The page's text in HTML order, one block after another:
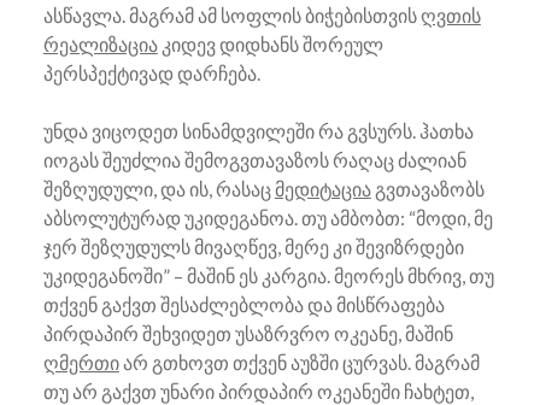
ასწავლა. მაგრამ ამ სოფლის ბიჭებისთვისღვთის
რეალიზაციაკიდევ დიდხანს შორეულ
პერსპექტივად დარჩება.
უნდა ვიცოდეთ სინამდვილეში რა გვსურს. ჰათხა
იოგას შეუძლია შემოგვთავაზოს რაღაც ძალიან
შეზღუდული, და ის, რასაცმედიტაციაგვთავაზობს
აბსოლუტურად უკიდეგანოა. თუ ამბობთ: “მოდი, მე
ჯერ შეზღუდულს მივაღწევ, მერე კი შევიზრდები
უკიდეგანოში” – მაშინ ეს კარგია. მეორეს მხრივ, თუ
თქვენ გაქვთ შესაძლებლობა და მისწრაფება
პირდაპირ შეხვიდეთ უსაზრვრო ოკეანე, მაშინ
ღმერთიარ გთხოვთ თქვენ აუზში ცურვას. მაგრამ
თუ არ გაქვთ უნარი პირდაპირ ოკეანეში ჩახტეთ,